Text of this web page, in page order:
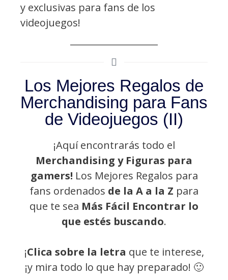
y exclusivas para fans de los
videojuegos!
Los Mejores Regalos de
Merchandising para Fans
de Videojuegos (II)
¡Aquí encontrarás todo el
Merchandising y Figuras para
gamers! Los Mejores Regalos para
fans ordenados de la A a la Z para
que te sea Más Fácil Encontrar lo
que estés buscando.
¡Clica sobre la letra que te interese,
¡y mira todo lo que hay preparado! 🙂